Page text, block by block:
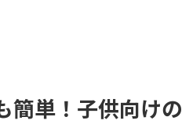
簡単！子供向けの